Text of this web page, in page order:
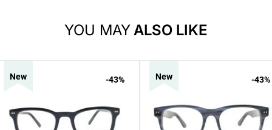
YOU MAYALSO LIKE
New -43% New -43%